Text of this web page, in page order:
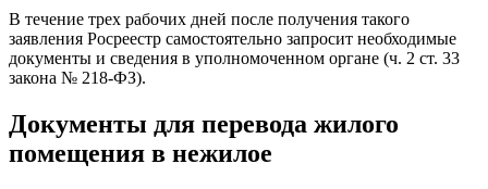
В течение трех рабочих дней после получения такого
заявления Росреестр самостоятельно запросит необходимые
документы и сведения в уполномоченном органе (ч. 2 ст. 33
закона № 218-ФЗ).
Документы для перевода жилого
помещения в нежилое